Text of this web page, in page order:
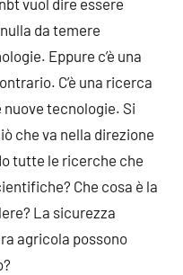
vuol dire essere
da temere
Eppure c’è una
C’è una ricerca
tecnologie. Si
che va nella direzione
tutte le ricerche che
Che cosa è la
La sicurezza
agricola possono